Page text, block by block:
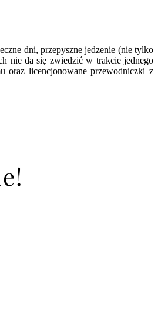
dni, przepyszne jedzenie (nie tylko
nie da się zwiedzić w trakcie jednego
oraz licencjonowane przewodniczki z